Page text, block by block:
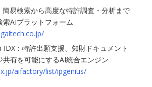
易検索から高度な特許調査・分析まで
索AIプラットフォーム
IDX：特許出願支援、知財ドキュメント
共有を可能にするAI統合エンジン
aifactory/list/ipgenius/